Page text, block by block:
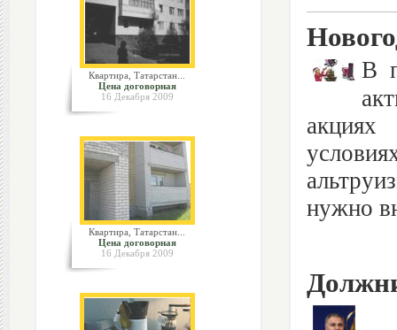
Квартира, Татарстан...
Цена договорная
16 Декабря 2009
Квартира, Татарстан...
Цена договорная
16 Декабря 2009
В
акциях
нужно